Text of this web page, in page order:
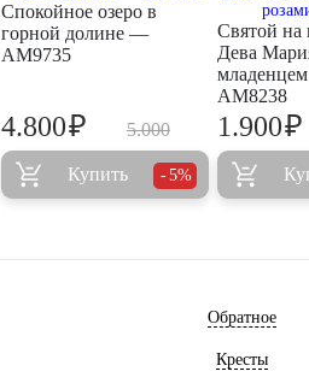
Спокойное озеро в
горной долине —
AM9735
5.000
4.800₽
Купить 5%
Святой на
Дева
AM8238
1.900₽
Обратное
Кресты